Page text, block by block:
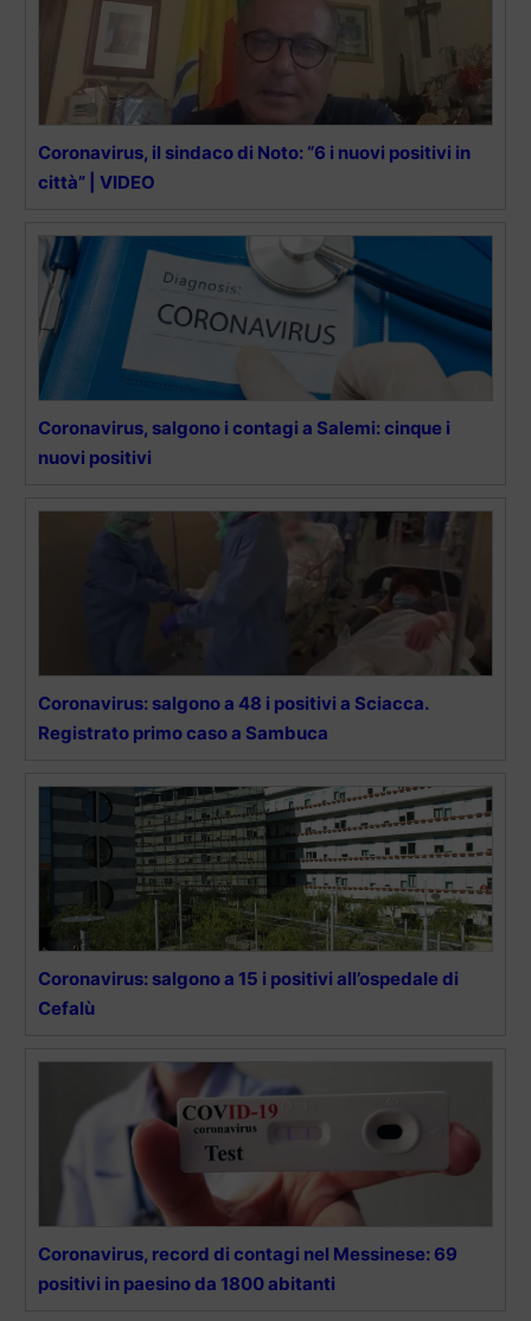
Coronavirus, il sindaco di Noto: “6 i nuovi positivi in
città” | VIDEO
Coronavirus, salgono i contagi a Salemi: cinque i
nuovi positivi
Coronavirus: salgono a 48 i positivi a Sciacca.
Registrato primo caso a Sambuca
Coronavirus: salgono a 15 i positivi all’ospedale di
Cefalù
Coronavirus, record di contagi nel Messinese: 69
positivi in paesino da 1800 abitanti